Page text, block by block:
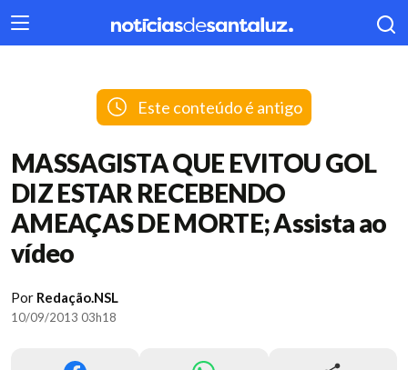
404
Este conteúdo é antigo
MASSAGISTA QUE EVITOU GOL
DIZ ESTAR RECEBENDO
AMEAÇAS DE MORTE; Assista ao
vídeo
Por Redação.NSL
10/09/2013 03h18